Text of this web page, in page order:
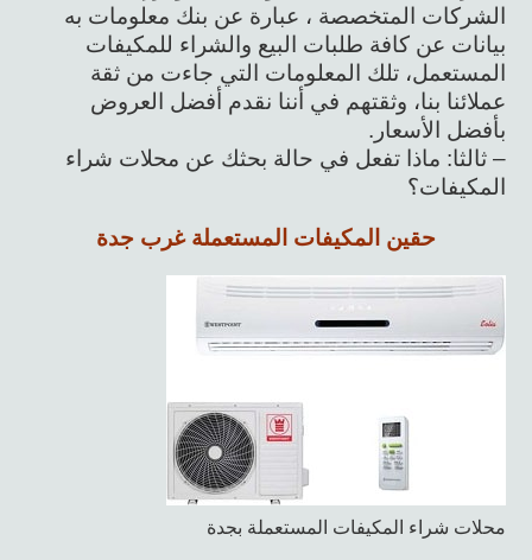
الشركات المتخصصة ، عبارة عن بنك معلومات به
بيانات عن كافة طلبات البيع والشراء للمكيفات
المستعمل، تلك المعلومات التي جاءت من ثقة
عملائنا بنا، وثقتهم في أننا نقدم أفضل العروض
بأفضل الأسعار.
– ثالثا: ماذا تفعل في حالة بحثك عن محلات شراء
المكيفات؟
حقين المكيفات المستعملة غرب جدة
محلات شراء المكيفات المستعملة بجدة